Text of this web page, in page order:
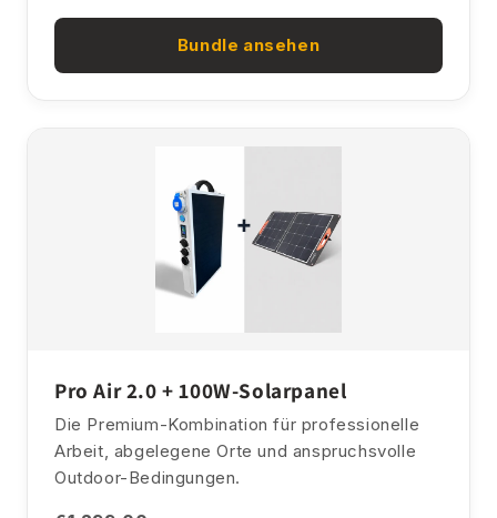
Bundle ansehen
Pro Air 2.0 + 100W-Solarpanel
Die Premium-Kombination für professionelle
Arbeit, abgelegene Orte und anspruchsvolle
Outdoor-Bedingungen.